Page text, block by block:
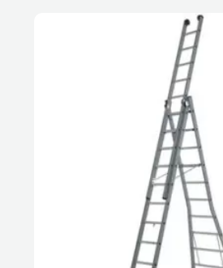
Dit
product
heeft
variaties.
Deze
optie
kan
gekozen
worden
op
de